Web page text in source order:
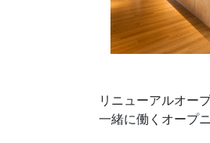
リニューアルオー
一緒に働くオープ